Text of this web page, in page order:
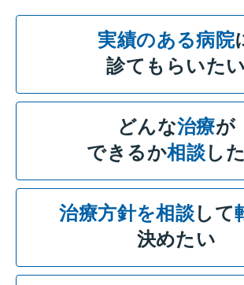
実績のある病院
診てもらいたい
どんな治療が
できるか相談し
治療方針を相談して
決めたい